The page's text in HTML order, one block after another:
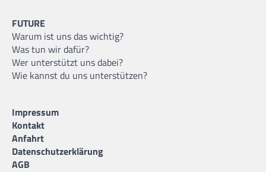
FUTURE
Warum ist uns das wichtig?
Was tun wir dafür?
Wer unterstützt uns dabei?
Wie kannst du uns unterstützen?
Impressum
Kontakt
Anfahrt
Datenschutzerklärung
AGB